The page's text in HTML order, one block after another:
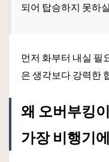
되어 탑승하지 못하
먼저 화부터 내실 필
은 생각보다 강력한
왜 오버부킹
가장 비행기